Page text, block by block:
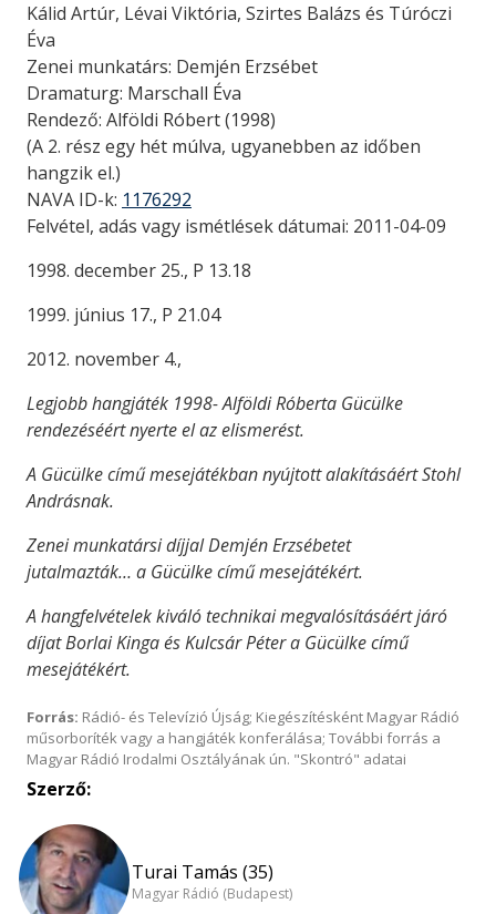
Kálid Artúr, Lévai Viktória, Szirtes Balázs és Túróczi
Éva
Zenei munkatárs: Demjén Erzsébet
Dramaturg: Marschall Éva
Rendező: Alföldi Róbert (1998)
(A 2. rész egy hét múlva, ugyanebben az időben
hangzik el.)
NAVA ID-k: 1176292
Felvétel, adás vagy ismétlések dátumai: 2011-04-09
1998. december 25., P 13.18
1999. június 17., P 21.04
2012. november 4.,
Legjobb hangjáték 1998- Alföldi Róberta Gücülke
rendezéséért nyerte el az elismerést.
A Gücülke című mesejátékban nyújtott alakításáért Stohl
Andrásnak.
Zenei munkatársi díjjal Demjén Erzsébetet
jutalmazták… a Gücülke című mesejátékért.
A hangfelvételek kiváló technikai megvalósításáért járó
díjat Borlai Kinga és Kulcsár Péter a Gücülke című
mesejátékért.
Forrás: Rádió- és Televízió Újság; Kiegészítésként Magyar Rádió
műsorboríték vagy a hangjáték konferálása; További forrás a
Magyar Rádió Irodalmi Osztályának ún. "Skontró" adatai
Szerző:
Turai Tamás (35)
Magyar Rádió (Budapest)